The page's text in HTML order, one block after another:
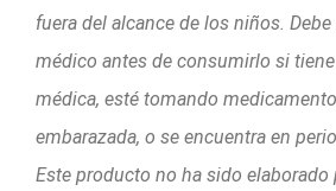
fuera del alcance de los niños.
médico antes de consumirlo si
médica, esté tomando
embarazada, o se encuentra en
Este producto no ha sido elaborado